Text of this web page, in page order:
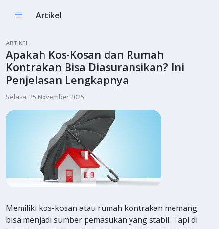
Artikel
ARTIKEL
Apakah Kos-Kosan dan Rumah
Kontrakan Bisa Diasuransikan? Ini
Penjelasan Lengkapnya
Selasa, 25 November 2025
Memiliki kos-kosan atau rumah kontrakan memang
bisa menjadi sumber pemasukan yang stabil. Tapi di